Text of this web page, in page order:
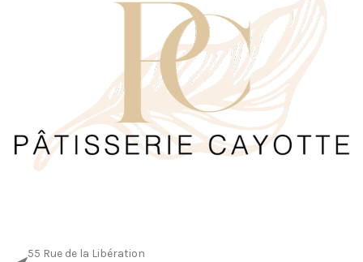
55 Rue de la Libération